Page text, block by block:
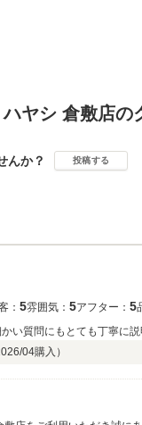
ヤシ 倉敷店の
んか？ 投稿する
： 5雰囲気： 5アフター： 5
い質問にもとても丁寧に
04購入）